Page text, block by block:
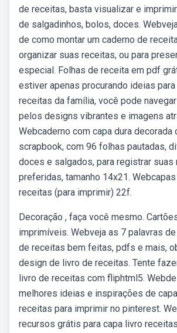
de receitas, basta visualizar e
de salgadinhos, bolos, doces.
de como montar um caderno de
organizar suas receitas, ou para
especial. Folhas de receita em pdf
estiver apenas procurando ideias
receitas da família, você pode
pelos designs vibrantes e imagens
Webcaderno com capa dura decorada
scrapbook, com 96 folhas pautadas,
doces e salgados, para registrar suas
preferidas, tamanho 14x21.
receitas (para imprimir) 22f.
Decoração , faça você mesmo.
imprimíveis. Webveja as 7 palavras
de receitas bem feitas, pdfs e mais,
design de livro de receitas. Tente
livro de receitas com fliphtml5.
melhores ideias e inspirações de
receitas para imprimir no pinterest.
recursos grátis para capa livro